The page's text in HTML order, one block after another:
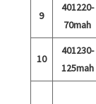
9
401220-
70mah
10
401230-
125mah